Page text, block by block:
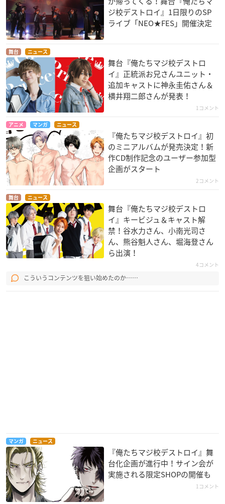
ジ校デストロイ』1日限りのSP
ライブ「NEO★FES」開催決定
舞台 ニュース
舞台『俺たちマジ校デストロ
イ』正統派お兄さんユニット・
追加キャストに神永圭佑さん＆
横井翔二郎さんが発表！
1コメント
アニメ マンガ ニュース
『俺たちマジ校デストロイ』初
のミニアルバムが発売決定！新
作CD制作記念のユーザー参加型
企画がスタート
2コメント
舞台 ニュース
舞台『俺たちマジ校デストロ
イ』キービジュ＆キャスト解
禁！谷水力さん、小南光司さ
ん、熊谷魁人さん、堀海登さん
ら出演！
4コメント
こういうコンテンツを狙い始めたのか……
マンガ ニュース
『俺たちマジ校デストロイ』舞
台化企画が進行中！サイン会が
実施される限定SHOPの開催も
1コメント